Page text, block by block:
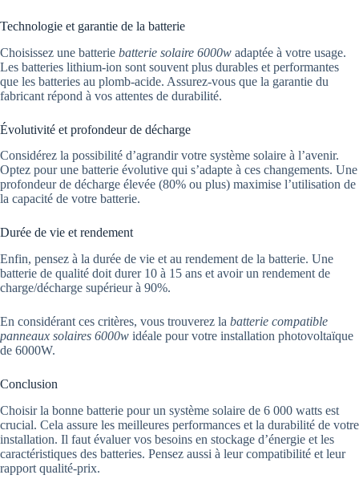
Technologie et garantie de la batterie
Choisissez une batterie batterie solaire 6000w adaptée à votre usage.
Les batteries lithium-ion sont souvent plus durables et performantes
que les batteries au plomb-acide. Assurez-vous que la garantie du
fabricant répond à vos attentes de durabilité.
Évolutivité et profondeur de décharge
Considérez la possibilité d’agrandir votre système solaire à l’avenir.
Optez pour une batterie évolutive qui s’adapte à ces changements. Une
profondeur de décharge élevée (80% ou plus) maximise l’utilisation de
la capacité de votre batterie.
Durée de vie et rendement
Enfin, pensez à la durée de vie et au rendement de la batterie. Une
batterie de qualité doit durer 10 à 15 ans et avoir un rendement de
charge/décharge supérieur à 90%.
En considérant ces critères, vous trouverez la batterie compatible
panneaux solaires 6000w idéale pour votre installation photovoltaïque
de 6000W.
Conclusion
Choisir la bonne batterie pour un système solaire de 6 000 watts est
crucial. Cela assure les meilleures performances et la durabilité de votre
installation. Il faut évaluer vos besoins en stockage d’énergie et les
caractéristiques des batteries. Pensez aussi à leur compatibilité et leur
rapport qualité-prix.